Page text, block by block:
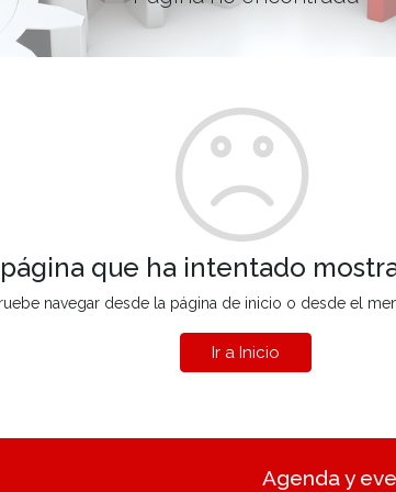
que ha intentado
navegar desde la página de inicio o desde el
Ir a Inicio
Agenda y